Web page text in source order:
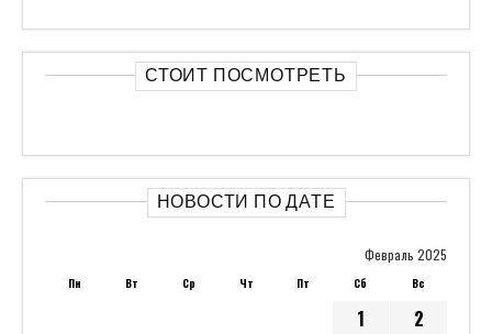
СТОИТ ПОСМОТРЕТЬ
НОВОСТИ ПО ДАТЕ
Февраль 2025
Пн Вт Ср Чт Пт Сб Вс
1
2